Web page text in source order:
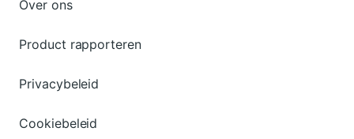
Over ons
Product rapporteren
Privacybeleid
Cookiebeleid